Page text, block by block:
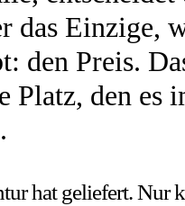
das Einzige,
den Preis.
Platz, den es
hat geliefert. Nur